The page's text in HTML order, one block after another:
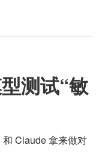
测试“敏
Claude 拿来做对